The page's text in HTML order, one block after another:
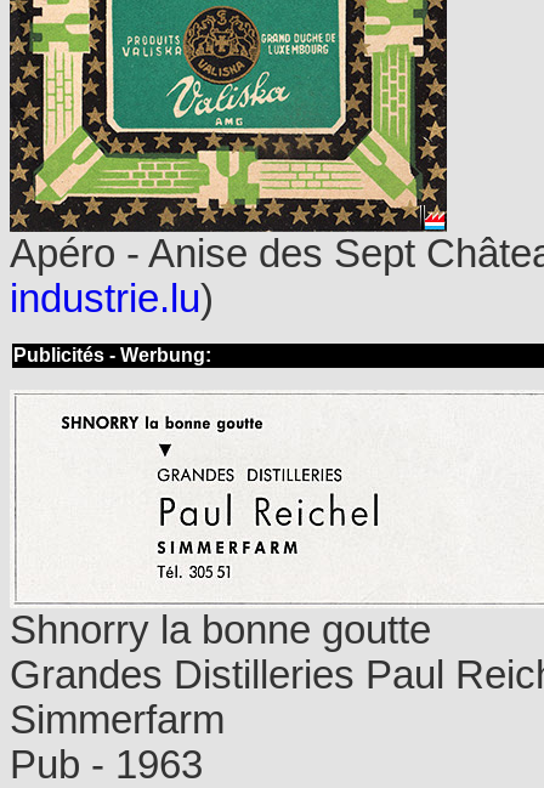
Apéro - Anise des Sept
industrie.lu)
Publicités - Werbung:
Shnorry la bonne goutte
Grandes Distilleries Paul
Simmerfarm
Pub - 1963